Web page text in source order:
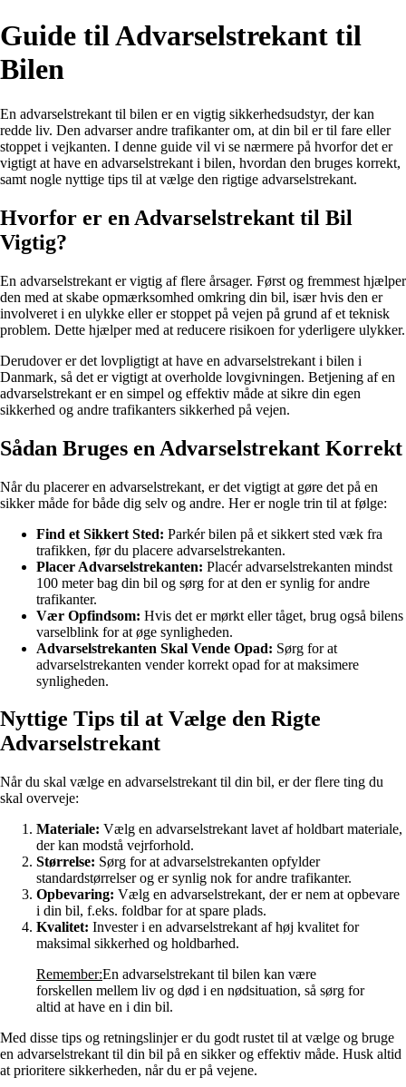
Guide til Advarselstrekant til
Bilen
En advarselstrekant til bilen er en vigtig sikkerhedsudstyr, der kan
redde liv. Den advarser andre trafikanter om, at din bil er til fare eller
stoppet i vejkanten. I denne guide vil vi se nærmere på hvorfor det er
vigtigt at have en advarselstrekant i bilen, hvordan den bruges korrekt,
samt nogle nyttige tips til at vælge den rigtige advarselstrekant.
Hvorfor er en Advarselstrekant til Bil
Vigtig?
En advarselstrekant er vigtig af flere årsager. Først og fremmest hjælper
den med at skabe opmærksomhed omkring din bil, især hvis den er
involveret i en ulykke eller er stoppet på vejen på grund af et teknisk
problem. Dette hjælper med at reducere risikoen for yderligere ulykker.
Derudover er det lovpligtigt at have en advarselstrekant i bilen i
Danmark, så det er vigtigt at overholde lovgivningen. Betjening af en
advarselstrekant er en simpel og effektiv måde at sikre din egen
sikkerhed og andre trafikanters sikkerhed på vejen.
Sådan Bruges en Advarselstrekant Korrekt
Når du placerer en advarselstrekant, er det vigtigt at gøre det på en
sikker måde for både dig selv og andre. Her er nogle trin til at følge:
Find et Sikkert Sted: Parkér bilen på et sikkert sted væk fra
trafikken, før du placere advarselstrekanten.
Placer Advarselstrekanten: Placér advarselstrekanten mindst
100 meter bag din bil og sørg for at den er synlig for andre
trafikanter.
Vær Opfindsom: Hvis det er mørkt eller tåget, brug også bilens
varselblink for at øge synligheden.
Advarselstrekanten Skal Vende Opad: Sørg for at
advarselstrekanten vender korrekt opad for at maksimere
synligheden.
Nyttige Tips til at Vælge den Rigte
Advarselstrekant
Når du skal vælge en advarselstrekant til din bil, er der flere ting du
skal overveje:
Materiale: Vælg en advarselstrekant lavet af holdbart materiale,
der kan modstå vejrforhold.
Størrelse: Sørg for at advarselstrekanten opfylder
standardstørrelser og er synlig nok for andre trafikanter.
Opbevaring: Vælg en advarselstrekant, der er nem at opbevare
i din bil, f.eks. foldbar for at spare plads.
Kvalitet: Invester i en advarselstrekant af høj kvalitet for
maksimal sikkerhed og holdbarhed.
Remember:En advarselstrekant til bilen kan være
forskellen mellem liv og død i en nødsituation, så sørg for
altid at have en i din bil.
Med disse tips og retningslinjer er du godt rustet til at vælge og bruge
en advarselstrekant til din bil på en sikker og effektiv måde. Husk altid
at prioritere sikkerheden, når du er på vejene.